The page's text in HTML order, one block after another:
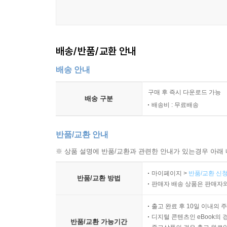
배송/반품/교환 안내
배송 안내
배송 구분
구매 후 즉시 다운로드 가능
배송비 : 무료배송
반품/교환 안내
※ 상품 설명에 반품/교환과 관련한 안내가 있는경우 아
반품/교환 방법
마이페이지 > 반품/교환 신
판매자 배송 상품은 판매자
반품/교환 가능기간
출고 완료 후 10일 이내의
디지털 콘텐츠인 eBook의